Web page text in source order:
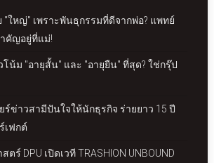
"ใหญ่" เพราะพันธุกรรมที่ดีจากพ่อ? แพทย์
คัญอยู่ที่แม่!
โน้ม "อายุสั้น" และ "อายุยืน" ที่สุด? ใช่กรุ๊ป
ร์ข่าวสามีปันใจให้นักธุรกิจ ร่ายยาว 15 ปี
เฟกต์
ร์ DPU เปิดเวที TRASHION UNBOUND